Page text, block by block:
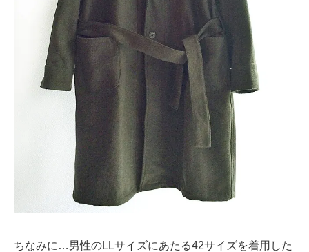
ちなみに…男性のLLサイズにあたる42サイズを着用した